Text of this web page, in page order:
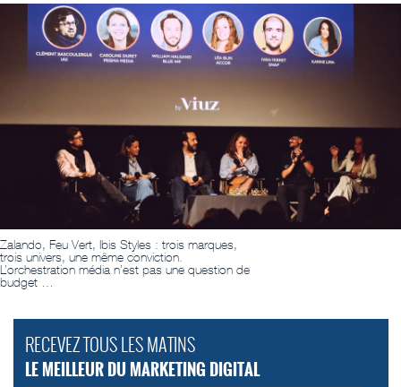
Zalando, Feu Vert, Ibis Styles : trois marques,
trois univers, une même conviction.
L’orchestration média n’est pas une question de
budget …
RECEVEZ TOUS LES MATINS
LE MEILLEUR DU MARKETING DIGITAL